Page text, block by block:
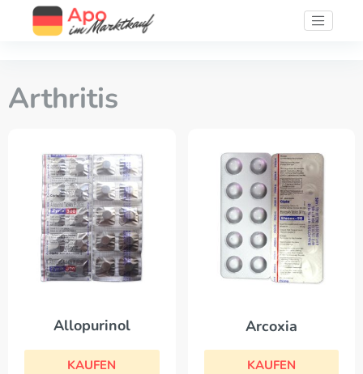
Arthritis
Allopurinol
KAUFEN
Arcoxia
KAUFEN